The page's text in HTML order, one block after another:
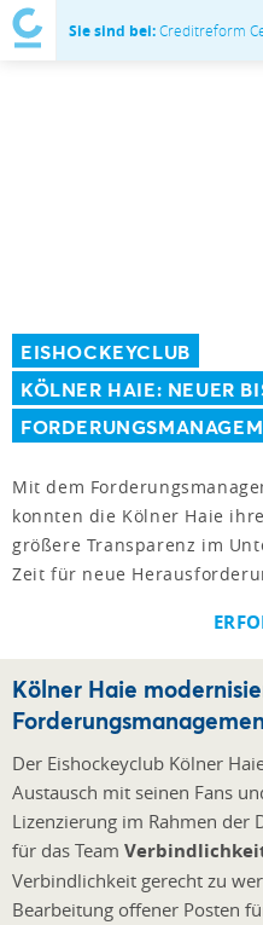
Sie sind bei:Creditreform
EISHOCKEYCLUB
KÖLNER HAIE: NEUER
Mit dem
konnten die Kölner Haie
größere Transparenz im
Zeit für neue
Kölner Haie
Der Eishockeyclub Kölner
Austausch mit seinen Fans
Lizenzierung im Rahmen der
für das Team
Verbindlichkeit gerecht zu
Bearbeitung offener Posten